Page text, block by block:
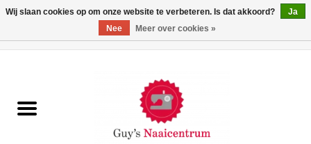
Machines
Wij slaan cookies op om onze website te verbeteren. Is dat akkoord?
Ja
Nee
Meer over cookies »